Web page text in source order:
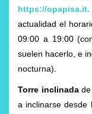
https://opapisa.it.
actualidad el
09:00 a 19:00
suelen hacerlo, e
nocturna).
Torre inclinadade
a inclinarse desde